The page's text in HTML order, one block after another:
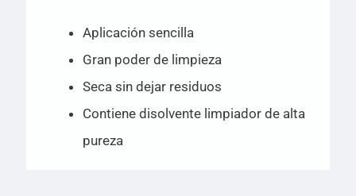
Aplicación sencilla
Gran poder de limpieza
Seca sin dejar residuos
Contiene disolvente limpiador de alta
pureza